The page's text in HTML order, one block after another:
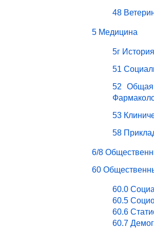
48
5 Медицина
5г
51
52 Общая
53
58
6/8
60
60.0
60.5
60.6
60.7